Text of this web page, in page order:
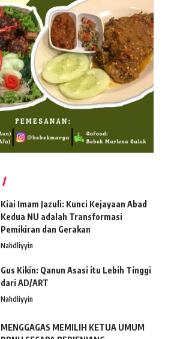
Kiai Imam Jazuli: Kunci Kejayaan Abad
Kedua NU adalah Transformasi
Pemikiran dan Gerakan
Nahdliyyin
Gus Kikin: Qanun Asasi itu Lebih Tinggi
dari AD/ART
Nahdliyyin
MENGGAGAS MEMILIH KETUA UMUM